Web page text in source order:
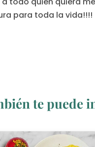
para toda la vida!!!!
te puede